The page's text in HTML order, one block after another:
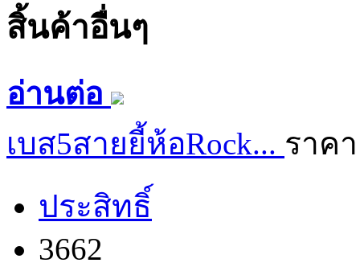
สิ้นค้าอื่นๆ
อ่านต่อ
เบส5สายยี้ห้อRock... ราค
ประสิทธิ์
3662